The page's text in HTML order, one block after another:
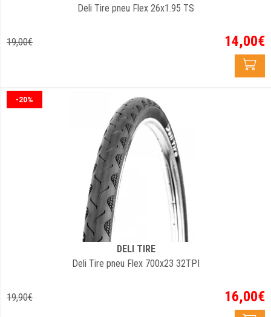
Deli Tire pneu Flex 26x1.95 TS
19,00€ 14,00€
-20%
DELI TIRE
Deli Tire pneu Flex 700x23 32TPI
19,90€ 16,00€